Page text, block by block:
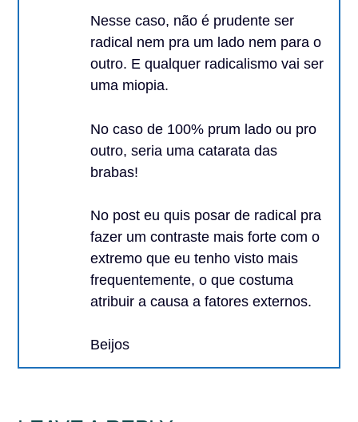
Nesse caso, não é prudente ser
radical nem pra um lado nem para o
outro. E qualquer radicalismo vai ser
uma miopia.
No caso de 100% prum lado ou pro
outro, seria uma catarata das
brabas!
No post eu quis posar de radical pra
fazer um contraste mais forte com o
extremo que eu tenho visto mais
frequentemente, o que costuma
atribuir a causa a fatores externos.
Beijos